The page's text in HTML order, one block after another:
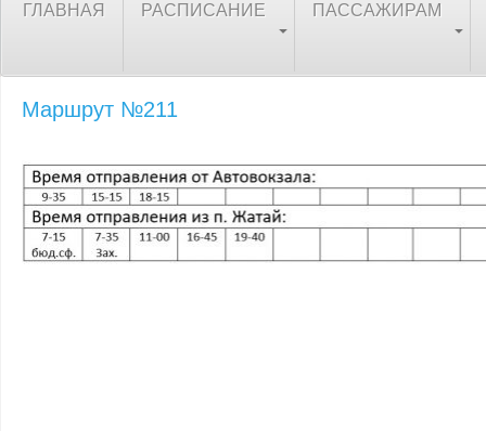
ГЛАВНАЯ РАСПИСАНИЕ ПАССАЖИРАМ
Маршрут №211